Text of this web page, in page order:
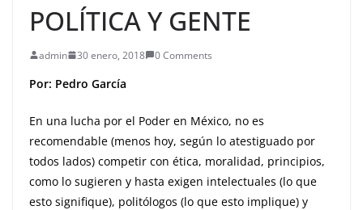
POLÍTICA Y GENTE
admin 30 enero, 2018 0 Comments
Por: Pedro García
En una lucha por el Poder en México, no es
recomendable (menos hoy, según lo atestiguado por
todos lados) competir con ética, moralidad, principios,
como lo sugieren y hasta exigen intelectuales (lo que
esto signifique), politólogos (lo que esto implique) y